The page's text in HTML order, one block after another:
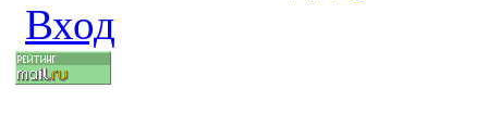
Вход